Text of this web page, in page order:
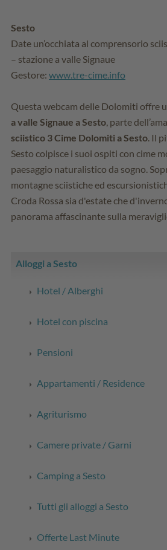
Sesto
Date un’occhiata al comprensorio
– stazione a valle Signaue
Gestore: www.tre-cime.info
Questa webcam delle Dolomiti offre
a valle Signaue a Sesto , parte
sciistico 3 Cime Dolomiti a Sesto . Il
Sesto colpisce i suoi ospiti con cime
paesaggio naturalistico da sogno.
montagne sciistiche ed
Croda Rossa sia d'estate che
panorama affascinante sulla
Alloggi a Sesto
Hotel / Alberghi
Hotel con piscina
Pensioni
Appartamenti / Residence
Agriturismo
Camere private / Garni
Camping a Sesto
Tutti gli alloggi a Sesto
Offerte Last Minute